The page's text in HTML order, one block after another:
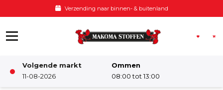
Voor 12:00 besteld, zelfde dag verzonden
Volgende markt
11-08-2026
Ommen
08:00 tot 13:00